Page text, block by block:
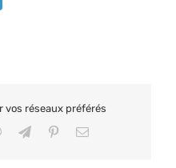
vos réseaux préférés
WhatsApp
TelegramPinterestEmail